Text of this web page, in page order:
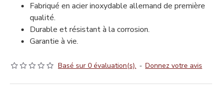
Fabriqué en acier inoxydable allemand de première
qualité.
Durable et résistant à la corrosion.
Garantie à vie.
Basé sur 0 évaluation(s). - Donnez votre avis